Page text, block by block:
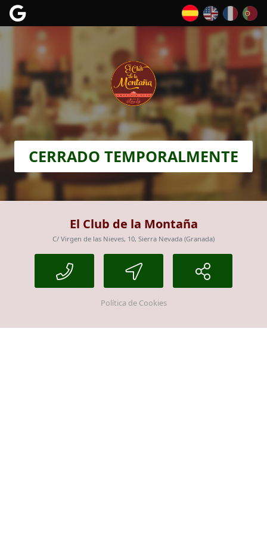
CERRADO TEMPORALMENTE
El Club de la Montaña
C/ Virgen de las Nieves, 10, Sierra Nevada (Granada)
Política de Cookies